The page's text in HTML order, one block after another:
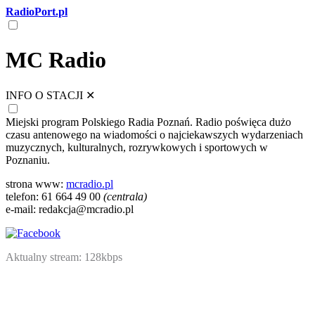
RadioPort.pl
MC Radio
INFO O STACJI ✕
Miejski program Polskiego Radia Poznań. Radio poświęca dużo
czasu antenowego na wiadomości o najciekawszych wydarzeniach
muzycznych, kulturalnych, rozrywkowych i sportowych w
Poznaniu.
strona www: mcradio.pl
telefon: 61 664 49 00 (centrala)
e-mail: redakcja@mcradio.pl
Aktualny stream: 128kbps